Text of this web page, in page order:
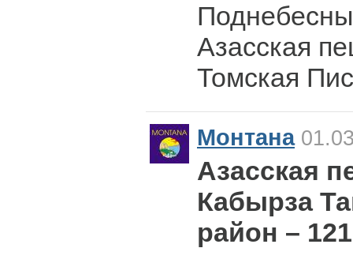
Азасская
Томская
Монтана
Азасская
Кабырза
район –